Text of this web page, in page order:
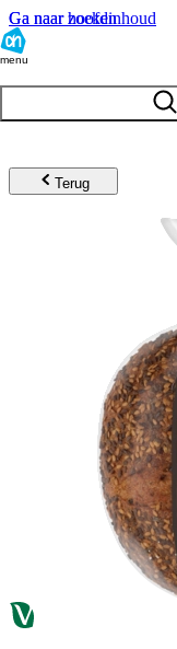
Ga naar hoofdinhoud
Ga naar zoeken
menu
Terug